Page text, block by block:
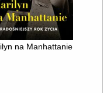
inni
na Manhattanie :